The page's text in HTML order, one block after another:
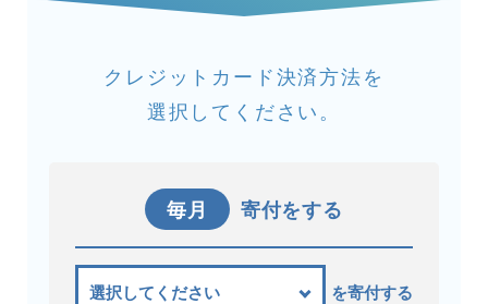
クレジットカード決済方法を
選択してください。
毎月 寄付をする
を寄付する